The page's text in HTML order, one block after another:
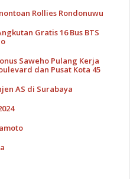
Rollies Rondonuwu
Gratis 16 Bus BTS
Saweho Pulang Kerja
dan Pusat Kota 45
AS di Surabaya